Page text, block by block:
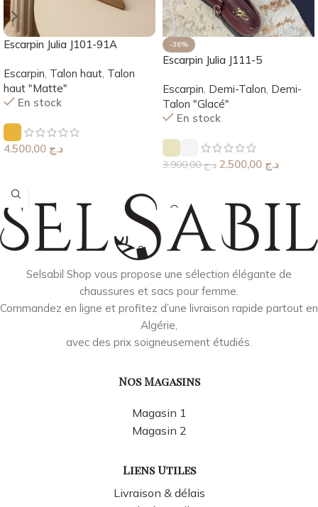
Escarpin Julia J101-91A
Escarpin, Talon haut, Talon
haut "Matte"
En stock
د.ج
-36%
Escarpin Julia J111-5
Escarpin, Demi-Talon, Demi-
Talon "Glacé"
En stock
د.ج3.900,00 د.ج
Selsabil Shop vous propose une sélection élégante de
chaussures et sacs pour femme.
Commandez en ligne et profitez d’une livraison rapide partout en
Algérie,
avec des prix soigneusement étudiés.
Nos Magasins
Magasin 1
Magasin 2
Liens Utiles
Livraison & délais